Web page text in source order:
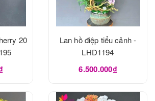
20
Lan hồ điệp tiểu cảnh -
LHD1194
6.500.000₫